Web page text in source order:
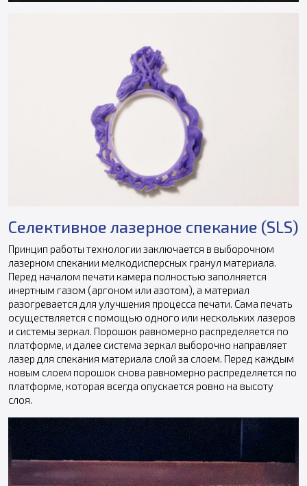
Селективное лазерное спекание (SLS)
Принцип работы технологии заключается в выборочном
лазерном спекании мелкодисперсных гранул материала.
Перед началом печати камера полностью заполняется
инертным газом (аргоном или азотом), а материал
разогревается для улучшения процесса печати. Сама печать
осуществляется с помощью одного или нескольких лазеров
и системы зеркал. Порошок равномерно распределяется по
платформе, и далее система зеркал выборочно направляет
лазер для спекания материала слой за слоем. Перед каждым
новым слоем порошок снова равномерно распределяется по
платформе, которая всегда опускается ровно на высоту
слоя.